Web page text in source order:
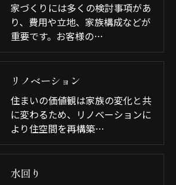
家づくりには多くの検討事項があ
り、費用や立地、家族構成などが
重要です。お客様の…
リノベーション
住まいの価値観は家族の変化と共
に変わるため、リノベーションに
より住空間を再構築…
水回り